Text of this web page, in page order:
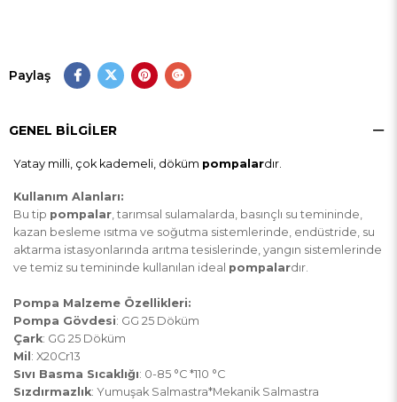
Paylaş
GENEL BILGILER
Yatay milli, çok kademeli, döküm pompalardır.
Kullanım Alanları:
Bu tip pompalar, tarımsal sulamalarda, basınçlı su temininde,
kazan besleme ısıtma ve soğutma sistemlerinde, endüstride, su
aktarma istasyonlarında arıtma tesislerinde, yangın sistemlerinde
ve temiz su temininde kullanılan ideal pompalardır.
Pompa Malzeme Özellikleri:
Pompa Gövdesi: GG 25 Döküm
Çark: GG 25 Döküm
Mil : X20Cr13
Sıvı Basma Sıcaklığı: 0-85 °C *110 °C
Sızdırmazlık: Yumuşak Salmastra*Mekanik Salmastra